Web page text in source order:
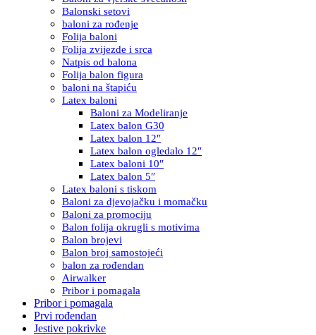
Balonski setovi
baloni za rođenje
Folija baloni
Folija zvijezde i srca
Natpis od balona
Folija balon figura
baloni na štapiću
Latex baloni
Baloni za Modeliranje
Latex balon G30
Latex balon 12″
Latex balon ogledalo 12″
Latex baloni 10″
Latex balon 5″
Latex baloni s tiskom
Baloni za djevojačku i momačku
Baloni za promociju
Balon folija okrugli s motivima
Balon brojevi
Balon broj samostojeći
balon za rođendan
Airwalker
Pribor i pomagala
Pribor i pomagala
Prvi rođendan
Jestive pokrivke